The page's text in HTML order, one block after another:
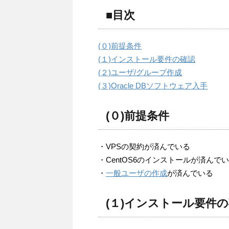
■目次
(０)前提条件
(１)インストール要件の確認
(２)ユーザ/グループ作成
(３)Oracle DBソフトウェア入手
(０)前提条件
・VPSの契約が済んでいる
・CentOS6のインストールが済んで
・ 一般ユーザの作成が済んでいる
(１)インストール要件